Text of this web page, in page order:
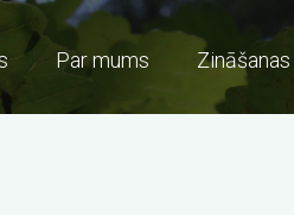
Par mums Zināšanas